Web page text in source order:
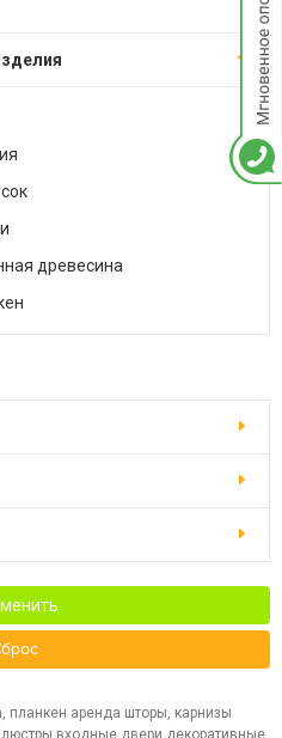
древесина
планкен аренда шторы, карнизы
входные двери декоративные